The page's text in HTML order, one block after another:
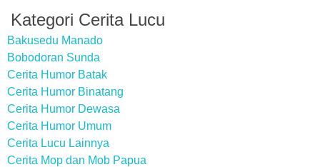
Kategori Cerita Lucu
Bakusedu Manado
Bobodoran Sunda
Cerita Humor Batak
Cerita Humor Binatang
Cerita Humor Dewasa
Cerita Humor Umum
Cerita Lucu Lainnya
Cerita Mop dan Mob Papua